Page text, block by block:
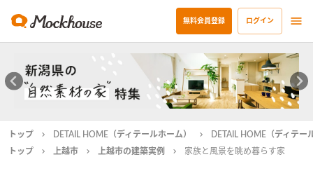
無料会員登録 ログイン
トップ DETAIL HOME（ディテールホーム）
DETAIL HOME（ディテ
トップ
上越市 上越市の建築実例 家族と風景を眺め暮らす家